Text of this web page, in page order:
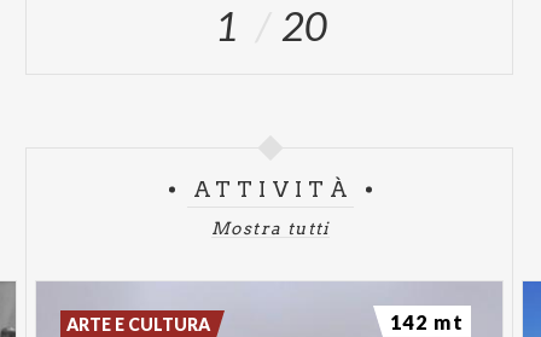
1 20
ATTIVITÀ
Mostra tutti
ARTE E CULTURA 142 mt